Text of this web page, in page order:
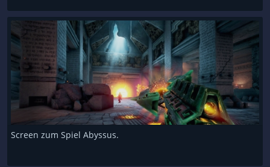
Screen zum Spiel Abyssus.